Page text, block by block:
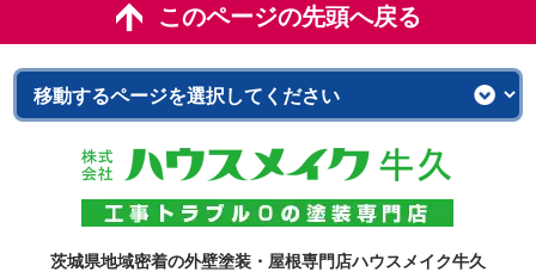
このページの先頭へ戻る
茨城県地域密着の外壁塗装・屋根専門店ハウスメイク牛久